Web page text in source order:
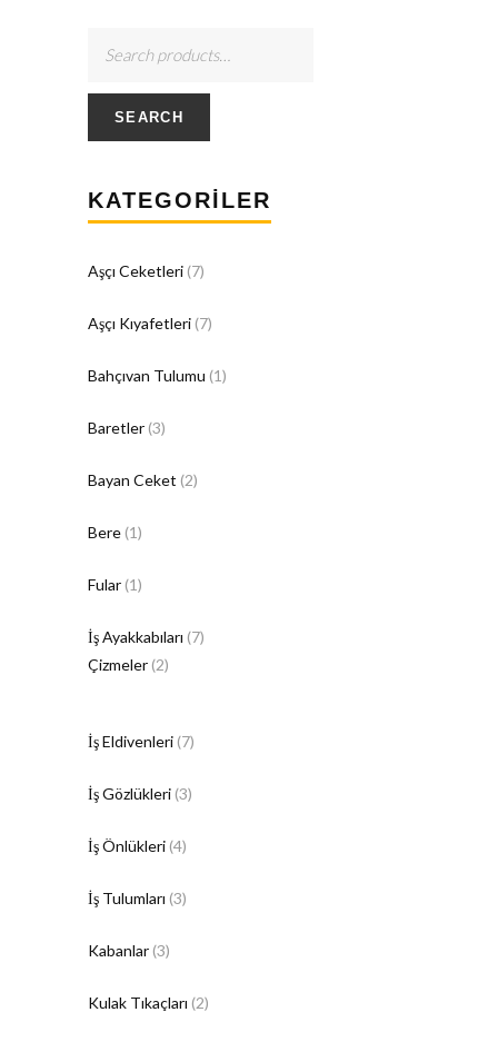
SEARCH
KATEGORILER
Aşçı Ceketleri (7)
Aşçı Kıyafetleri (7)
Bahçıvan Tulumu (1)
Baretler (3)
Bayan Ceket (2)
Bere (1)
Fular (1)
İş Ayakkabıları (7)
Çizmeler (2)
İş Eldivenleri (7)
İş Gözlükleri (3)
İş Önlükleri (4)
İş Tulumları (3)
Kabanlar (3)
Kulak Tıkaçları (2)